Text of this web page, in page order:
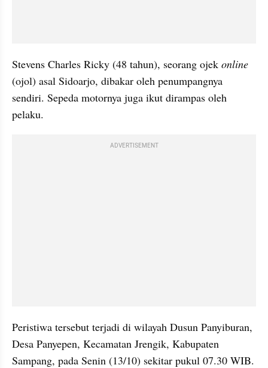
Stevens Charles Ricky (48 tahun), seorang ojek online
(ojol) asal Sidoarjo, dibakar oleh penumpangnya
sendiri. Sepeda motornya juga ikut dirampas oleh
pelaku.
ADVERTISEMENT
Peristiwa tersebut terjadi di wilayah Dusun Panyiburan,
Desa Panyepen, Kecamatan Jrengik, Kabupaten
Sampang, pada Senin (13/10) sekitar pukul 07.30 WIB.